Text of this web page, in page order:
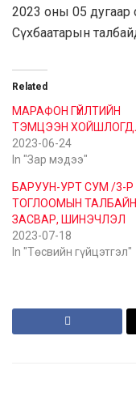
2023 оны 05 дугаар
Сүхбаатарын
Related
МАРАФОН ГҮЙЛТИЙН
ТЭМЦЭЭН
2023-06-24
In "Зар мэдээ"
БАРУУН-УРТ СУМ /3-Р
ТОГЛООМЫН ТАЛБАЙН
ЗАСВАР, ШИНЭЧЛЭЛ
2023-07-18
In "Төсвийн гүйцэтгэл"